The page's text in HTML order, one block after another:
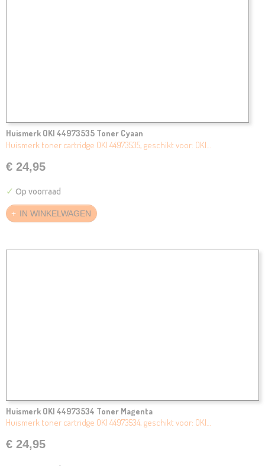
Huismerk OKI 44973535 Toner Cyaan
Huismerk toner cartridge OKI 44973535, geschikt voor: OKI…
€ 24,95
✓ Op voorraad
IN WINKELWAGEN
Huismerk OKI 44973534 Toner Magenta
Huismerk toner cartridge OKI 44973534, geschikt voor: OKI…
€ 24,95